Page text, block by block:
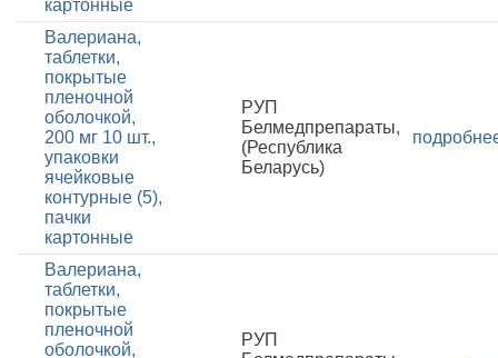
картонные
Валериана,
таблетки,
покрытые
пленочной
оболочкой,
200 мг 10 шт.,
упаковки
ячейковые
контурные (5),
пачки
картонные
РУП
Белмедпрепараты,
(Республика
Беларусь)
Валериана,
таблетки,
покрытые
пленочной
оболочкой,
РУП